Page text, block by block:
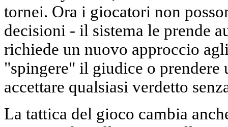
tornei. Ora i giocatori non
decisioni - il sistema le prende
richiede un nuovo approccio
"spingere" il giudice o prendere
accettare qualsiasi verdetto
La tattica del gioco cambia